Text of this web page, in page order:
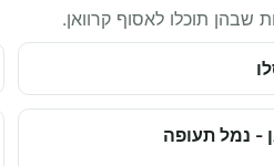
שבהן תוכלו לאסוף קרוואן.
- נמל תעופה